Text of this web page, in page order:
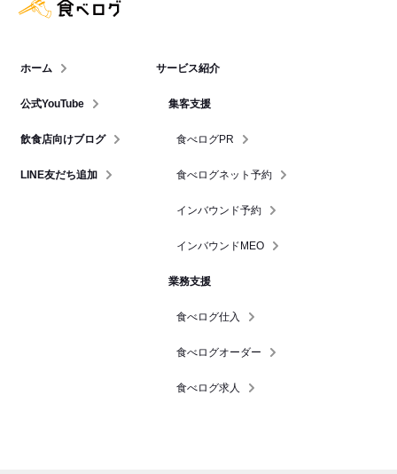
ホーム
公式YouTube
飲食店向けブログ
LINE友だち追加
サービス紹介
集客支援
食べログPR
食べログネット予約
インバウンド予約
インバウンドMEO
業務支援
食べログ仕入
食べログオーダー
食べログ求人